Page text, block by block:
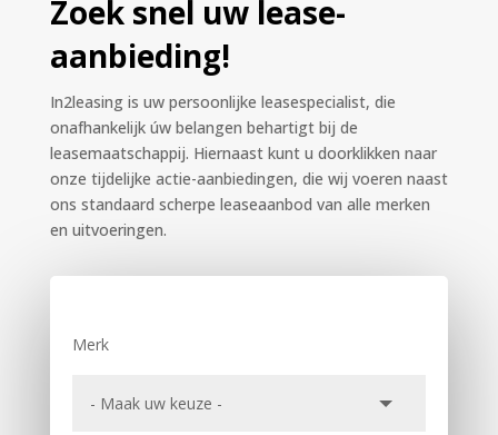
Zoek snel uw lease-
aanbieding!
In2leasing is uw persoonlijke leasespecialist, die
onafhankelijk úw belangen behartigt bij de
leasemaatschappij. Hiernaast kunt u doorklikken naar
onze tijdelijke actie-aanbiedingen, die wij voeren naast
ons standaard scherpe leaseaanbod van alle merken
en uitvoeringen.
Merk